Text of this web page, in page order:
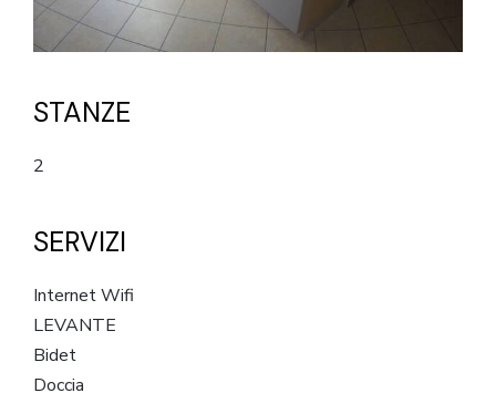
STANZE
2
SERVIZI
Internet Wifi
LEVANTE
Bidet
Doccia